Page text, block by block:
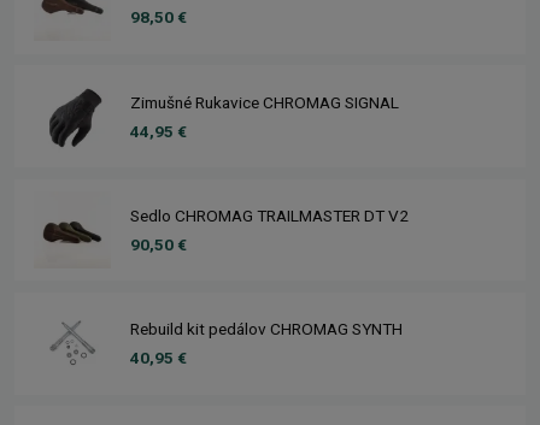
98,50 €
Zimušné Rukavice CHROMAG SIGNAL
44,95 €
Sedlo CHROMAG TRAILMASTER DT V2
90,50 €
Rebuild kit pedálov CHROMAG SYNTH
40,95 €